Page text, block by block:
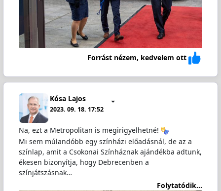
Forrást nézem, kedvelem ott
Kósa Lajos
2023. 09. 18. 17:52
Na, ezt a Metropolitan is megirigyelhetné!
Mi sem múlandóbb egy színházi előadásnál, de az a
színlap, amit a Csokonai Színháznak ajándékba adtunk,
ékesen bizonyítja, hogy Debrecenben a
színjátszásnak…
Folytatódik...